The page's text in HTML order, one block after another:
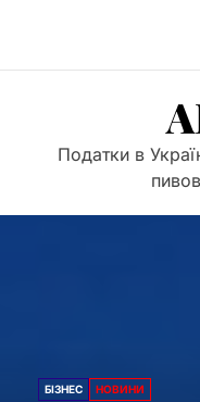
the
Податки в
БІЗНЕС НОВИНИ